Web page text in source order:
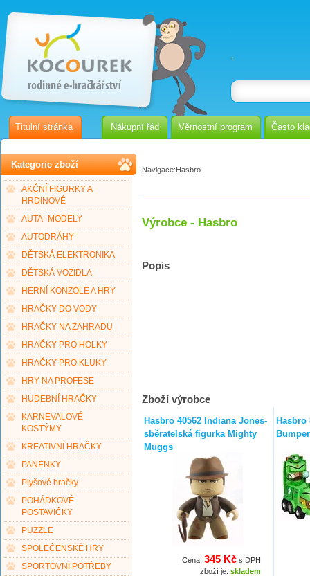
Titulní stránka Nákupní řád Věrnostní program Často
Kategorie zboží
AKČNÍ FIGURKY A
HRDINOVÉ
AUTA- MODELY
AUTODRÁHY
DĚTSKÁ ELEKTRONIKA
DĚTSKÁ VOZIDLA
HERNÍ KONZOLE A HRY
HRAČKY DO VODY
HRAČKY NA ZAHRADU
HRAČKY PRO HOLKY
HRAČKY PRO KLUKY
HRY NA PROFESE
HUDEBNÍ HRAČKY
KARNEVALOVÉ
KOSTÝMY
KREATIVNÍ HRAČKY
PANENKY
Plyšové hračky
POHÁDKOVÉ
POSTAVIČKY
PUZZLE
SPOLEČENSKÉ HRY
SPORTOVNÍ POTŘEBY
Navigace:Hasbro
Výrobce - Hasbro
Popis
Zboží výrobce
Hasbro 40562 Indiana Jones-
sběratelská figurka Mighty
Muggs
Cena: 345 Kč s DPH
zboží je: skladem
Hasbro